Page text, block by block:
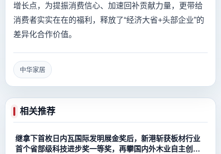
增长点，为提振消费信心、加速回补贡献力量，更带给
消费者实实在在的福利，释放了“经济大省+头部企业”的
差异化合作价值。
中华家居
相关推荐
继拿下首枚日内瓦国际发明展金奖后，新港斩获板材行业
首个省部级科技进步奖一等奖，再攀国内外木业自主创新